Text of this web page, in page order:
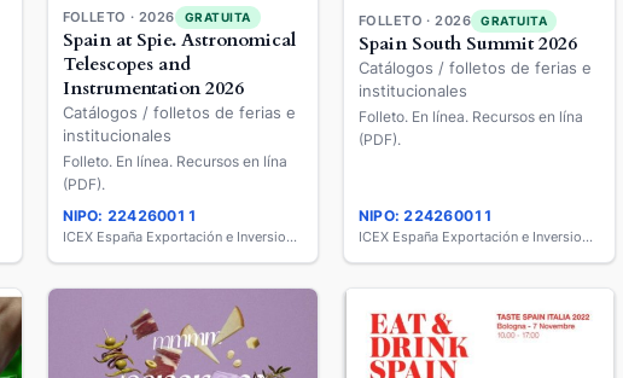
FOLLETO · 2026 GRATUITA
Spain at Spie. Astronomical
Telescopes and
Instrumentation 2026
Catálogos / folletos de ferias e
institucionales
Folleto. En línea. Recursos en lína
(PDF).
NIPO: 224260011
ICEX España Exportación e Inversiones
FOLLETO · 2026 GRATUITA
Spain South Summit 2026
Catálogos / folletos de ferias e
institucionales
Folleto. En línea. Recursos en lína
(PDF).
NIPO: 224260011
ICEX España Exportación e Inversiones